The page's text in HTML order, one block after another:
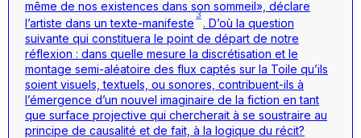
même de nos existences dans son sommeil», déclare
l’artiste dans un texte-manifeste
3
. D’où la question
suivante qui constituera le point de départ de notre
réflexion : dans quelle mesure la discrétisation et le
montage semi-aléatoire des flux captés sur la Toile qu’ils
soient visuels, textuels, ou sonores, contribuent-ils à
l’émergence d’un nouvel imaginaire de la fiction en tant
que surface projective qui chercherait à se soustraire au
principe de causalité et de fait, à la logique du récit?